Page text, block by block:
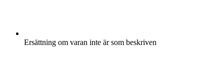
Ersättning om varan inte är som beskriven